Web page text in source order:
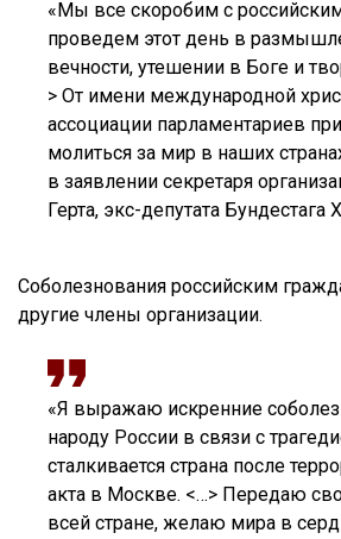
«Мы все скоробим с
проведем этот день в
вечности, утешении в Боге и
> От имени международной
ассоциации парламентариев
молиться за мир в наших
в заявлении секретаря
Герта, экс-депутата Бундестага
Соболезнования российским
другие члены организации.
«Я выражаю искренние
народу России в связи с
сталкивается страна после
акта в Москве. <…> Передаю
всей стране, желаю мира в